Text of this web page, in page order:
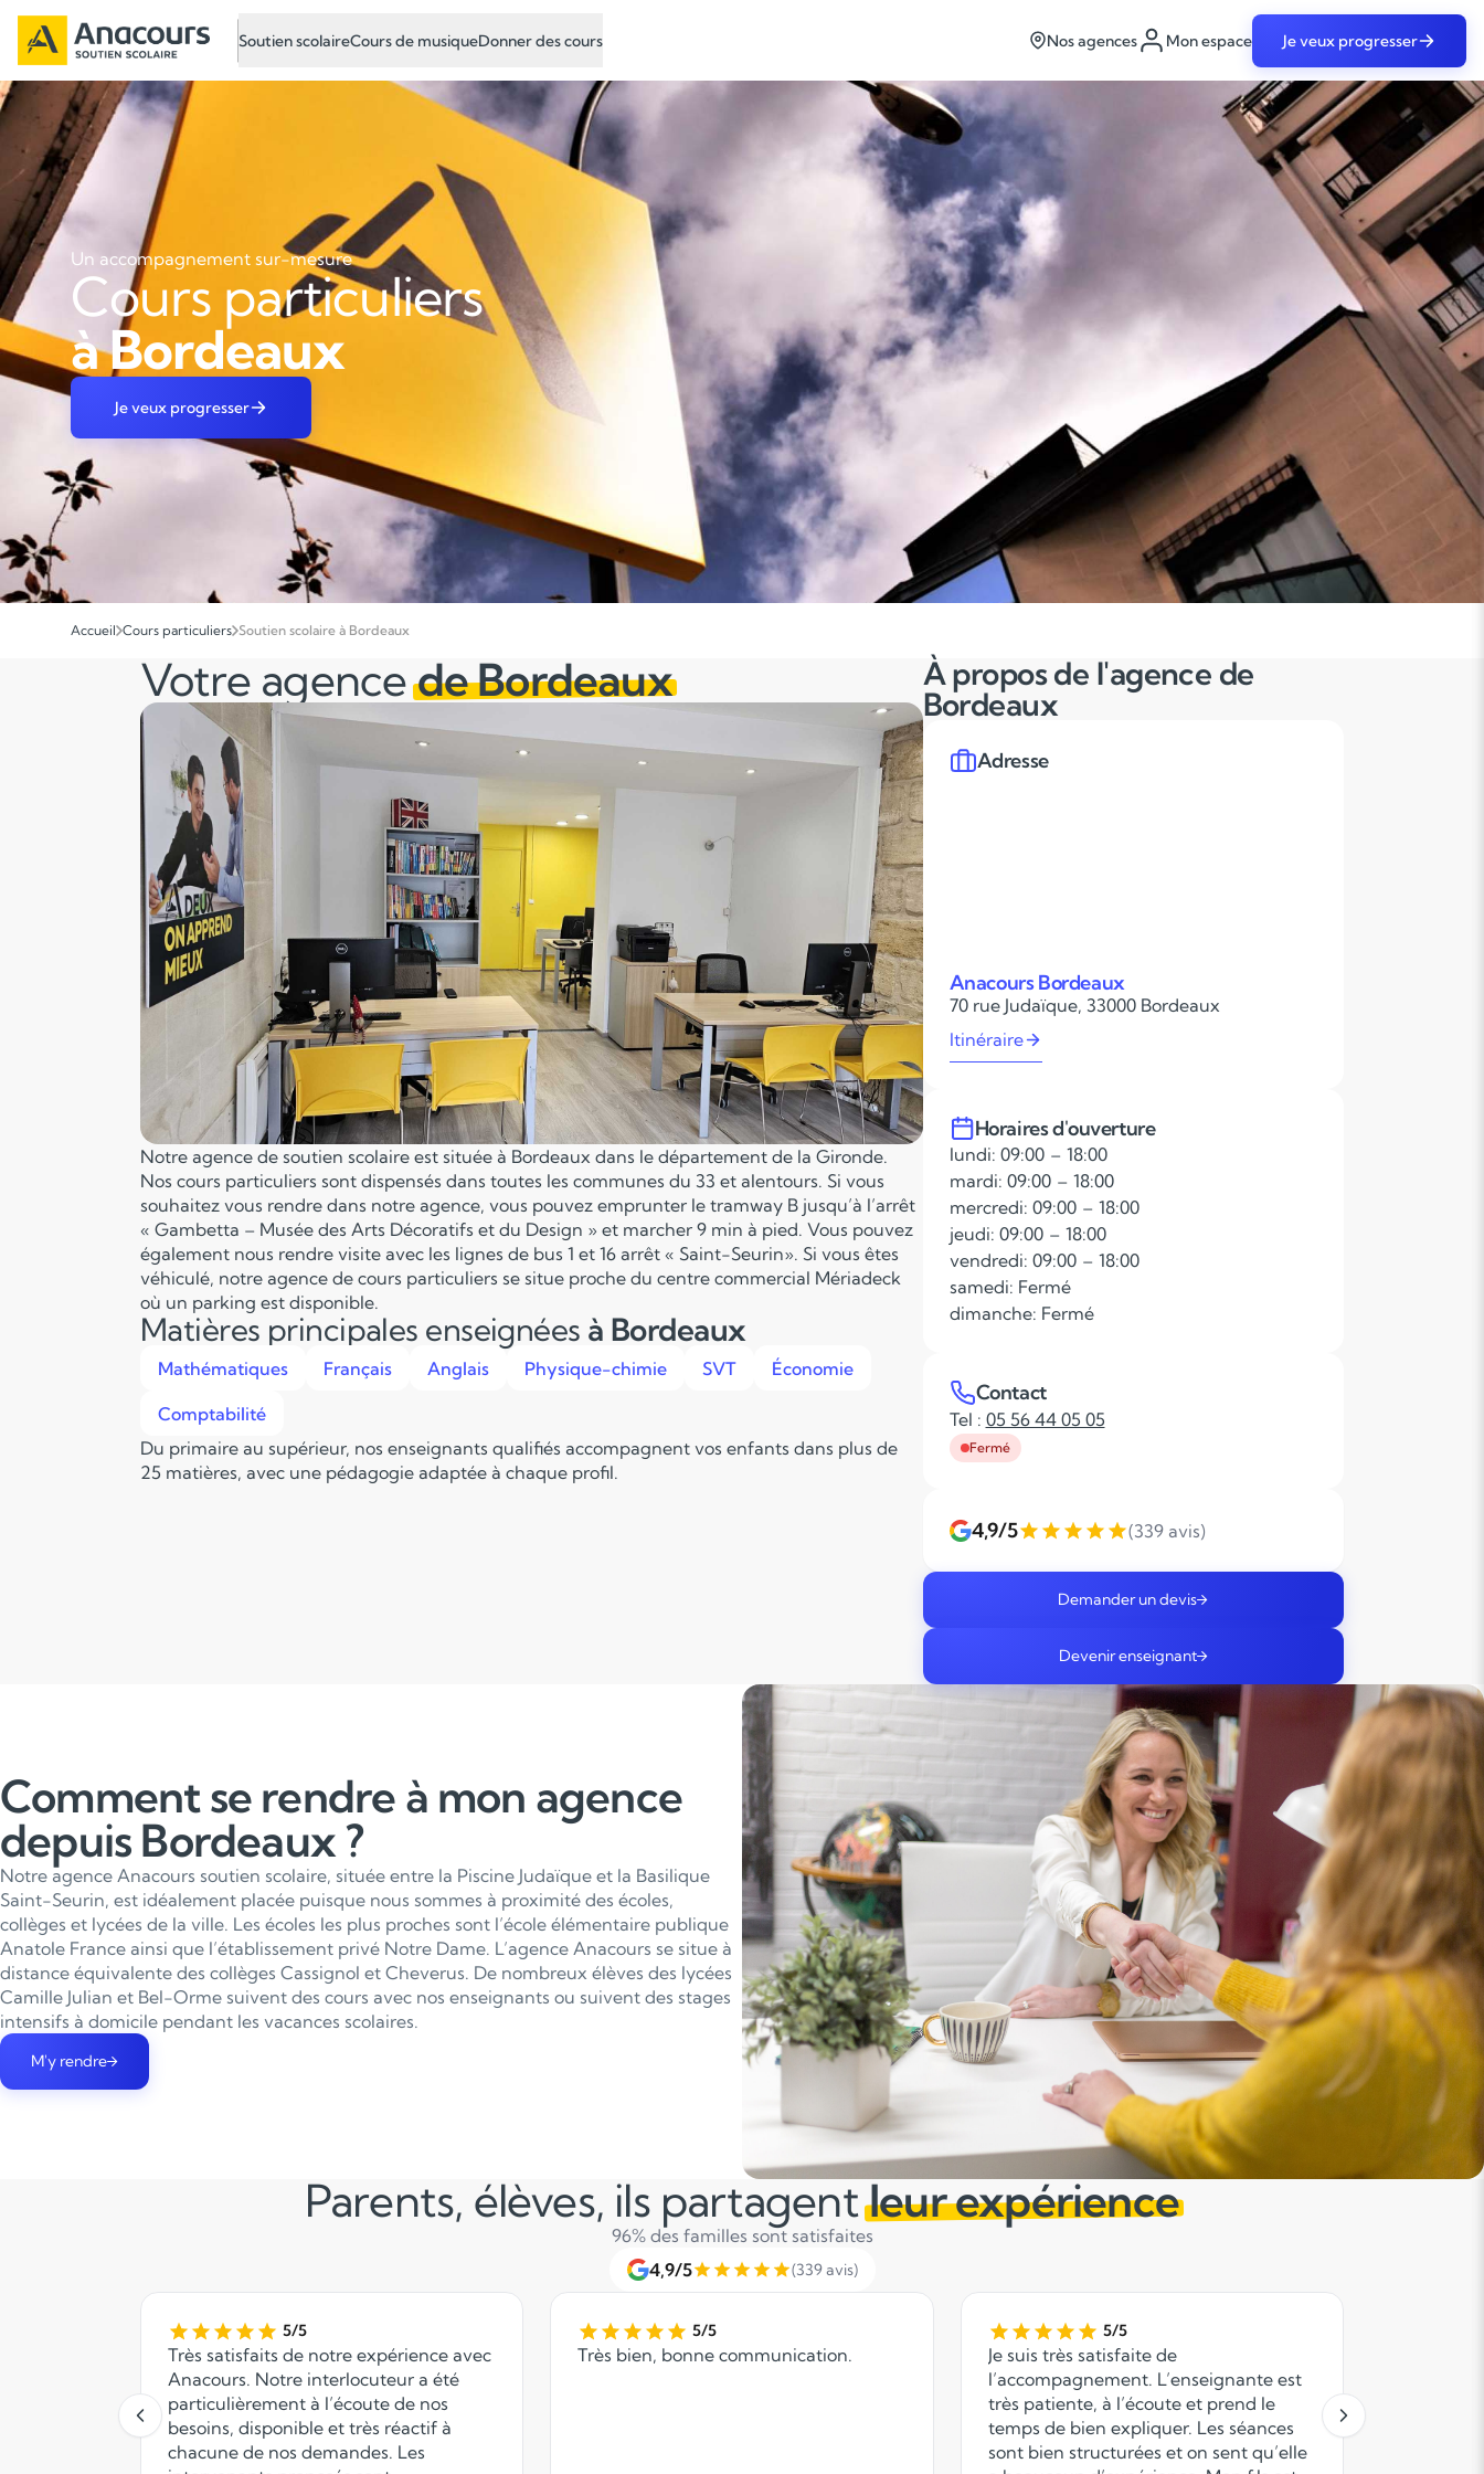
Soutien scolaireCours de musiqueDonner des cours Nos agences Mon espace Je veux progresser
Un accompagnement sur-mesure
Cours particuliers
à Bordeaux
Je veux progresser
Accueil Cours particuliers Soutien scolaire à Bordeaux
Votre agencede Bordeaux
Notre agence de soutien scolaire est située à Bordeaux dans le département de la Gironde.
Nos cours particuliers sont dispensés dans toutes les communes du 33 et alentours. Si vous
souhaitez vous rendre dans notre agence, vous pouvez emprunter le tramway B jusqu’à l’arrêt
« Gambetta – Musée des Arts Décoratifs et du Design » et marcher 9 min à pied. Vous pouvez
également nous rendre visite avec les lignes de bus 1 et 16 arrêt « Saint-Seurin». Si vous êtes
véhiculé, notre agence de cours particuliers se situe proche du centre commercial Mériadeck
où un parking est disponible.
Matières principales enseignées à Bordeaux
Mathématiques Français Anglais Physique-chimie SVT Économie
Comptabilité
Du primaire au supérieur, nos enseignants qualifiés accompagnent vos enfants dans plus de
25 matières, avec une pédagogie adaptée à chaque profil.
À propos de l'agence de
Bordeaux
Adresse
Anacours Bordeaux
70 rue Judaïque, 33000 Bordeaux
Itinéraire
Horaires d'ouverture
lundi: 09:00 – 18:00
mardi: 09:00 – 18:00
mercredi: 09:00 – 18:00
jeudi: 09:00 – 18:00
vendredi: 09:00 – 18:00
samedi: Fermé
dimanche: Fermé
Contact
Tel : 05 56 44 05 05
Fermé
4,9/5 (339 avis)
Demander un devis
Devenir enseignant
Comment se rendre à mon agence
depuis Bordeaux ?
Notre agence Anacours soutien scolaire, située entre la Piscine Judaïque et la Basilique
Saint-Seurin, est idéalement placée puisque nous sommes à proximité des écoles,
collèges et lycées de la ville. Les écoles les plus proches sont l’école élémentaire publique
Anatole France ainsi que l’établissement privé Notre Dame. L’agence Anacours se situe à
distance équivalente des collèges Cassignol et Cheverus. De nombreux élèves des lycées
Camille Julian et Bel-Orme suivent des cours avec nos enseignants ou suivent des stages
intensifs à domicile pendant les vacances scolaires.
M'y rendre
Parents, élèves, ils partagentleur expérience
96% des familles sont satisfaites
4,9/5
(339 avis)
5/5
Très satisfaits de notre expérience avec
Anacours. Notre interlocuteur a été
particulièrement à l’écoute de nos
besoins, disponible et très réactif à
chacune de nos demandes. Les
5/5
Très bien, bonne communication.
5/5
Je suis très satisfaite de
l’accompagnement. L’enseignante est
très patiente, à l’écoute et prend le
temps de bien expliquer. Les séances
sont bien structurées et on sent qu’elle